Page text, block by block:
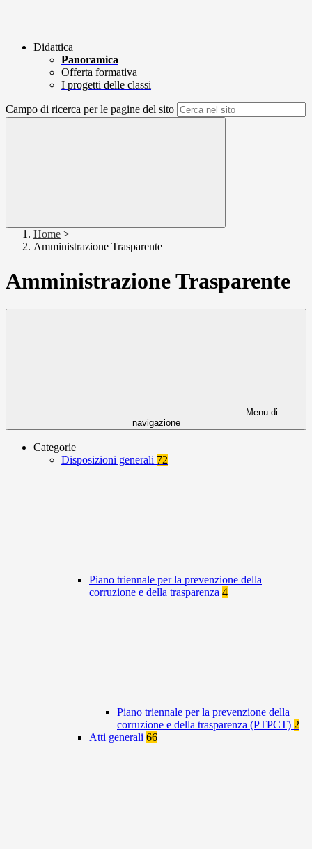
Didattica
Panoramica
Offerta formativa
I progetti delle classi
Campo di ricerca per le pagine del sito
Home >
Amministrazione Trasparente
Amministrazione Trasparente
Menu di
navigazione
Categorie
Disposizioni generali 72
Piano triennale per la prevenzione della
corruzione e della trasparenza 4
Piano triennale per la prevenzione della
corruzione e della trasparenza (PTPCT) 2
Atti generali 66